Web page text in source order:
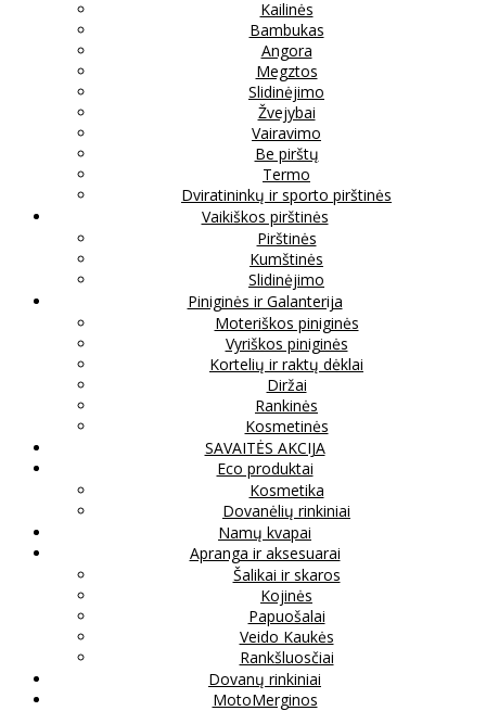
Kailinės
Bambukas
Angora
Megztos
Slidinėjimo
Žvejybai
Vairavimo
Be pirštų
Termo
Dviratininkų ir sporto pirštinės
Vaikiškos pirštinės
Pirštinės
Kumštinės
Slidinėjimo
Piniginės ir Galanterija
Moteriškos piniginės
Vyriškos piniginės
Kortelių ir raktų dėklai
Diržai
Rankinės
Kosmetinės
SAVAITĖS AKCIJA
Eco produktai
Kosmetika
Dovanėlių rinkiniai
Namų kvapai
Apranga ir aksesuarai
Šalikai ir skaros
Kojinės
Papuošalai
Veido Kaukės
Rankšluosčiai
Dovanų rinkiniai
MotoMerginos